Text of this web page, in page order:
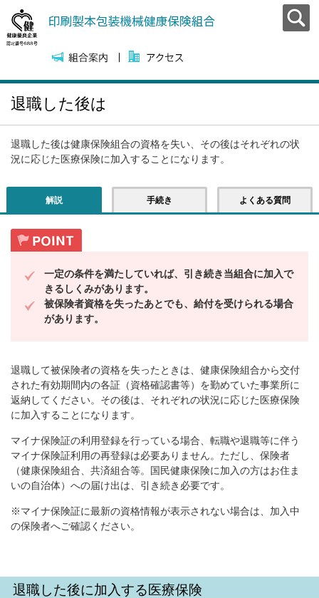
退職した後は
退職した後は健康保険組合の資格を失い、その後はそれぞれの状
況に応じた医療保険に加入することになります。
解説 手続き よくある質問
一定の条件を満たしていれば、引き続き当組合に加入で
きるしくみがあります。
被保険者資格を失ったあとでも、給付を受けられる場合
があります。
退職して被保険者の資格を失ったときは、健康保険組合から交付
された有効期間内の各証（資格確認書等）を勤めていた事業所に
返納してください。その後は、それぞれの状況に応じた医療保険
に加入することになります。
マイナ保険証の利用登録を行っている場合、転職や退職等に伴う
マイナ保険証利用の再登録は必要ありません。ただし、保険者
（健康保険組合、共済組合等。国民健康保険に加入の方はお住ま
いの自治体）への届け出は、引き続き必要です。
※マイナ保険証に最新の資格情報が表示されない場合は、加入中
の保険者へご確認ください。
退職した後に加入する医療保険